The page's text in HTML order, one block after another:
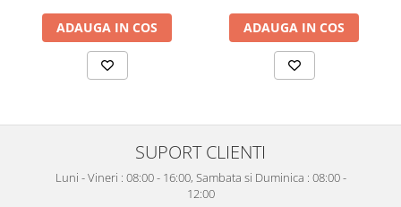
ADAUGA IN COS ADAUGA IN COS
SUPORT CLIENTI
Luni - Vineri : 08:00 - 16:00, Sambata si Duminica : 08:00 -
12:00